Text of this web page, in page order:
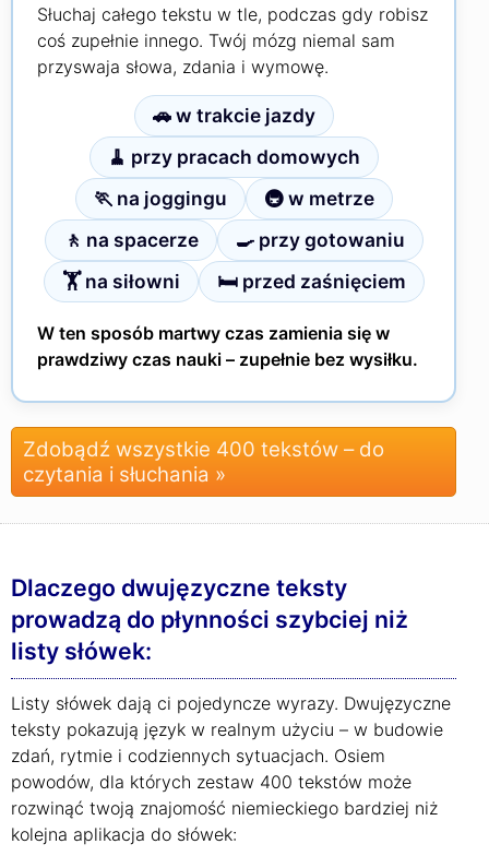
Słuchaj całego tekstu w tle, podczas gdy robisz
coś zupełnie innego. Twój mózg niemal sam
przyswaja słowa, zdania i wymowę.
🚗 w trakcie jazdy
🧹 przy pracach domowych
🏃 na joggingu
🚇 w metrze
🚶 na spacerze
🍳 przy gotowaniu
🏋 na siłowni
🛏 przed zaśnięciem
W ten sposób martwy czas zamienia się w
prawdziwy czas nauki – zupełnie bez wysiłku.
Zdobądź wszystkie 400 tekstów – do
czytania i słuchania »
Dlaczego dwujęzyczne teksty
prowadzą do płynności szybciej niż
listy słówek:
Listy słówek dają ci pojedyncze wyrazy. Dwujęzyczne
teksty pokazują język w realnym użyciu – w budowie
zdań, rytmie i codziennych sytuacjach. Osiem
powodów, dla których zestaw 400 tekstów może
rozwinąć twoją znajomość niemieckiego bardziej niż
kolejna aplikacja do słówek: